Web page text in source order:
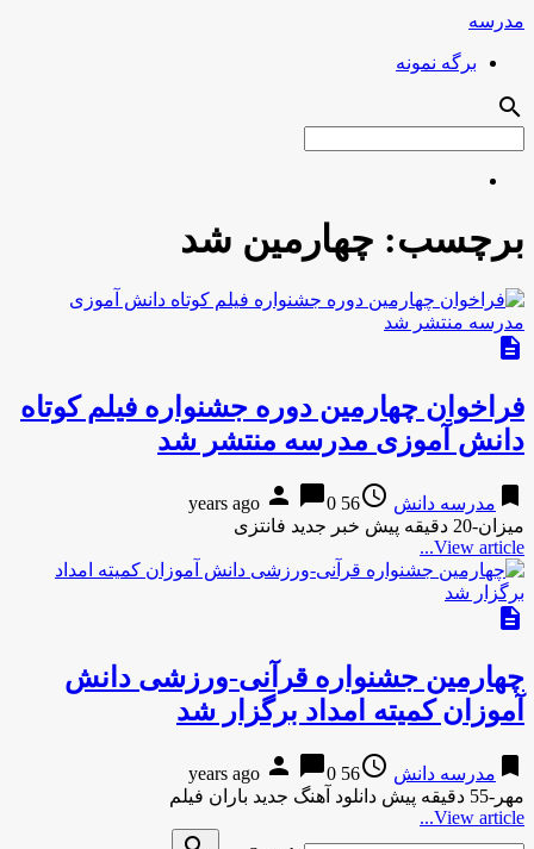
مدرسه
برگه نمونه
search
برچسب: چهارمین شد
description
فراخوان چهارمین دوره‌ جشنواره فیلم کوتاه
دانش آموزی مدرسه منتشر شد
bookmark مدرسه دانش access_time
56 years ago
person chat_bubble0
میزان-20 دقیقه پیش خبر جدید فانتزی
View article...
description
چهارمین جشنواره قرآنی-ورزشی دانش
آموزان کمیته امداد برگزار شد
bookmark مدرسه دانش access_time
56 years ago
person chat_bubble0
مهر-55 دقیقه پیش دانلود آهنگ جدید باران فیلم
View article...